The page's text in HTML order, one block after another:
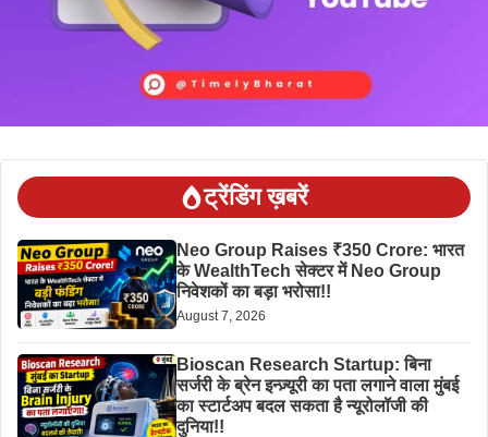
ट्रेंडिंग ख़बरें
Neo Group Raises ₹350 Crore: भारत
के WealthTech सेक्टर में Neo Group
निवेशकों का बड़ा भरोसा!!
August 7, 2026
Bioscan Research Startup: बिना
सर्जरी के ब्रेन इन्ज़्यूरी का पता लगाने वाला मुंबई
का स्टार्टअप बदल सकता है न्यूरोलॉजी की
दुनिया!!